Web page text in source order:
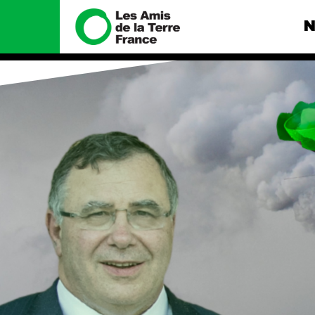
Manifeste
Missions et méthodes
Valeurs
Équipes et
fonctionnement
Le réseau dans le monde
Nos alliés
Je soutiens les Amis de la
Terre
Nos
Total, rendez-
tribunal
Gaz « naturel
enfumage
Mode : une
destructrice
Gaz au
Nos autres